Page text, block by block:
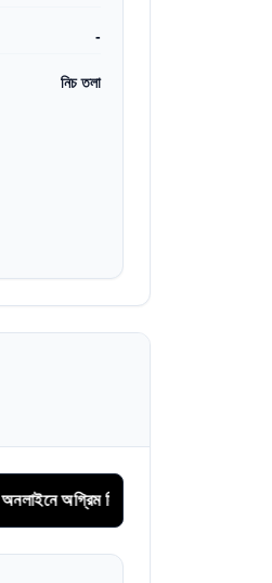
-
নিচ তলা
বুকিং করুন।